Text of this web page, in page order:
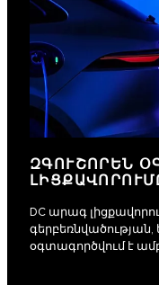
ԶԳՈՒՇՈՐԵՆ
DC արագ
օգտագործվում է